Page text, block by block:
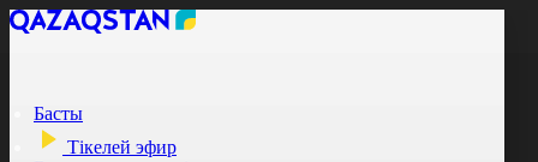
Басты
Тікелей эфир